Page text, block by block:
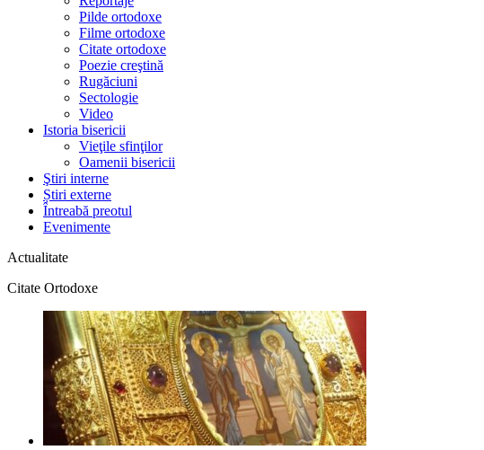
Pilde ortodoxe
Filme ortodoxe
Citate ortodoxe
Poezie creştină
Rugăciuni
Sectologie
Video
Istoria bisericii
Vieţile sfinţilor
Oamenii bisericii
Ştiri interne
Știri externe
Întreabă preotul
Evenimente
Actualitate
Citate Ortodoxe